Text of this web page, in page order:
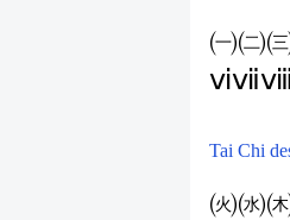
㈠㈡
ⅵⅶⅷ
Tai Chi
㈫㈬